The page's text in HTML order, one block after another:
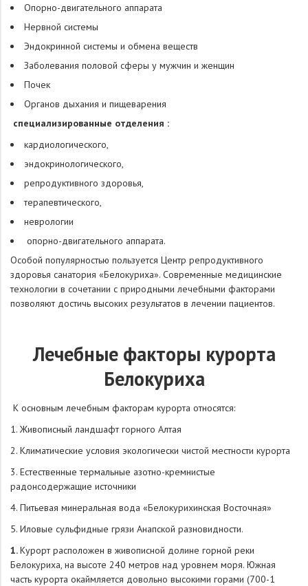
Опорно-двигательного аппарата
Нервной системы
Эндокринной системы и обмена веществ
Заболевания половой сферы у мужчин и женщин
Почек
Органов дыхания и пищеварения
специализированные отделения :
кардиологического,
эндокринологического,
репродуктивного здоровья,
терапевтического,
неврологии
опорно-двигательного аппарата.
Особой популярностью пользуется Центр репродуктивного
здоровья санатория «Белокуриха». Современные медицинские
технологии в сочетании с природными лечебными факторами
позволяют достичь высоких результатов в лечении пациентов.
Лечебные факторы курорта
Белокуриха
К основным лечебным факторам курорта относятся:
1. Живописный ландшафт горного Алтая
2. Климатические условия экологически чистой местности курорта
3. Естественные термальные азотно-кремнистые
радонсодержащие источники
4. Питьевая минеральная вода «Белокурихинская Восточная»
5. Иловые сульфидные грязи Анапской разновидности.
1.Курорт расположен в живописной долине горной реки
Белокуриха, на высоте 240 метров над уровнем моря. Южная
часть курорта окаймляется довольно высокими горами (700-1